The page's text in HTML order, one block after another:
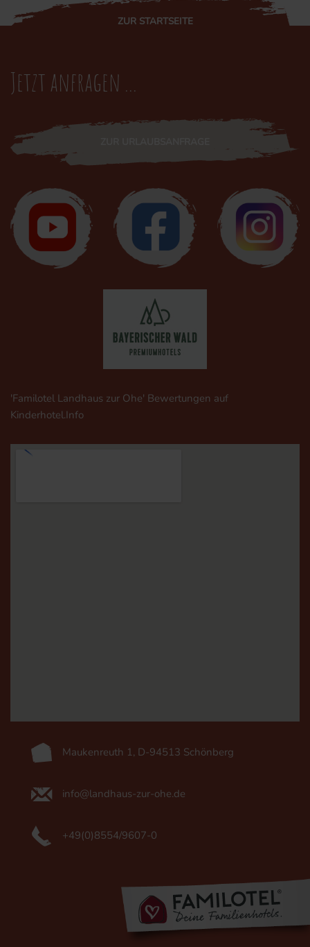
ZUR STARTSEITE
Jetzt anfragen ...
'Familotel Landhaus zur Ohe' Bewertungen auf
Kinderhotel.Info
Maukenreuth 1, D-94513 Schönberg
info@landhaus-zur-ohe.de
+49(0)8554/9607-0